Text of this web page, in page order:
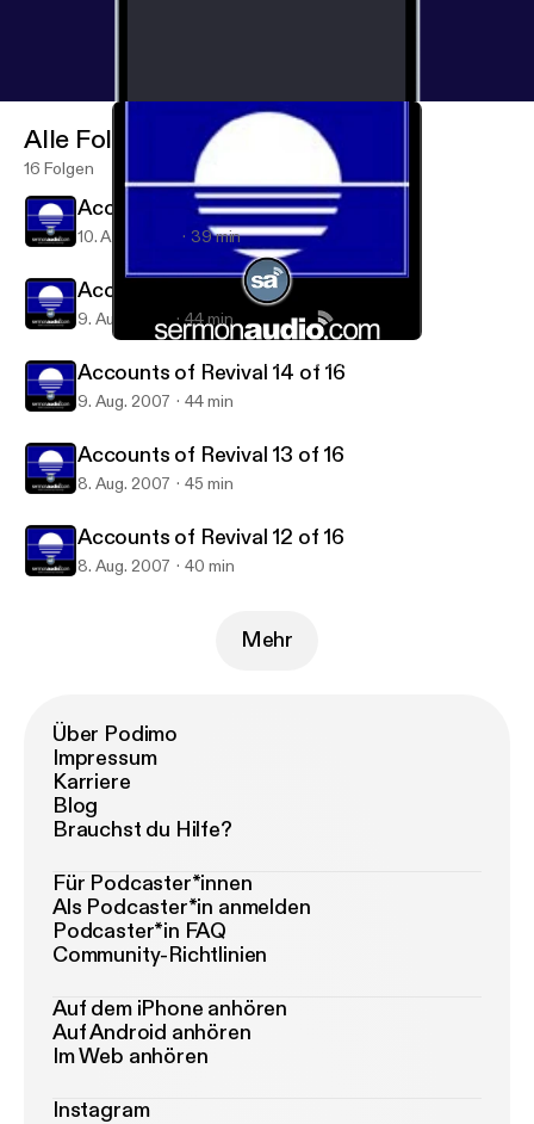
Accounts of Revival on SermonAudio
Alle Folgen
16 Folgen
Accounts of Revival 16 of 16
10. Aug. 2007 39 min
Accounts of Revival 15 of 16
9. Aug. 2007 44 min
Accounts of Revival 14 of 16
9. Aug. 2007 44 min
Accounts of Revival 13 of 16
8. Aug. 2007 45 min
Accounts of Revival 12 of 16
8. Aug. 2007 40 min
Mehr
Über Podimo
Impressum
Karriere
Blog
Brauchst du Hilfe?
Für Podcaster*innen
Als Podcaster*in anmelden
Podcaster*in FAQ
Community-Richtlinien
Auf dem iPhone anhören
Auf Android anhören
Im Web anhören
Instagram